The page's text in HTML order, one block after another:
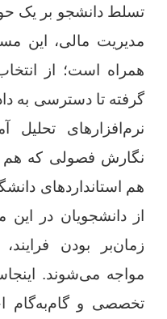
تسلط دانشجو بر یک
مدیریت مالی، این
همراه است؛ از
گرفته تا دسترسی به
نرم‌افزارهای تحلیل
نگارش فصولی که هم
هم استانداردهای
از دانشجویان در این
زمان‌بر بودن
مواجه می‌شوند.
تخصصی و گام‌به‌گام